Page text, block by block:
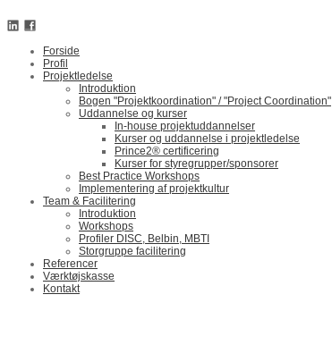
Forside
Profil
Projektledelse
Introduktion
Bogen "Projektkoordination" / "Project Coordination"
Uddannelse og kurser
In-house projektuddannelser
Kurser og uddannelse i projektledelse
Prince2® certificering
Kurser for styregrupper/sponsorer
Best Practice Workshops
Implementering af projektkultur
Team & Facilitering
Introduktion
Workshops
Profiler DISC, Belbin, MBTI
Storgruppe facilitering
Referencer
Værktøjskasse
Kontakt